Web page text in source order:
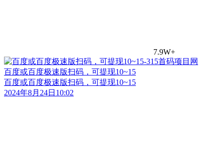
7.9W+
百度或百度极速版扫码，可提现10~15
百度或百度极速版扫码，可提现10~15
2024年8月24日10:02